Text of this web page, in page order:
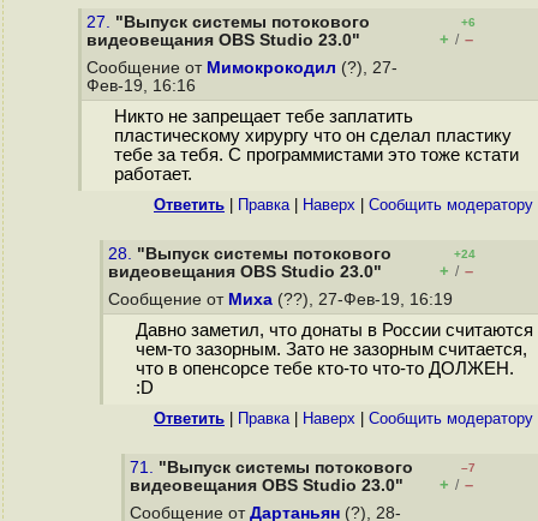
27. "Выпуск системы потокового
видеовещания OBS Studio 23.0"
+6
+ / –
Сообщение от Мимокрокодил (?), 27-
Фев-19, 16:16
Никто не запрещает тебе заплатить
пластическому хирургу что он сделал пластику
тебе за тебя. С программистами это тоже кстати
работает.
Ответить Правка| Наверх Cообщить модератору
28. "Выпуск системы потокового
видеовещания OBS Studio 23.0"
+24
+ / –
Сообщение от Миха (??), 27-Фев-19, 16:19
Давно заметил, что донаты в России считаются
чем-то зазорным. Зато не зазорным считается,
что в опенсорсе тебе кто-то что-то ДОЛЖЕН.
:D
Ответить Правка| Наверх Cообщить модератору
71. "Выпуск системы потокового
видеовещания OBS Studio 23.0"
–7
+ / –
Сообщение от Дартаньян (?), 28-